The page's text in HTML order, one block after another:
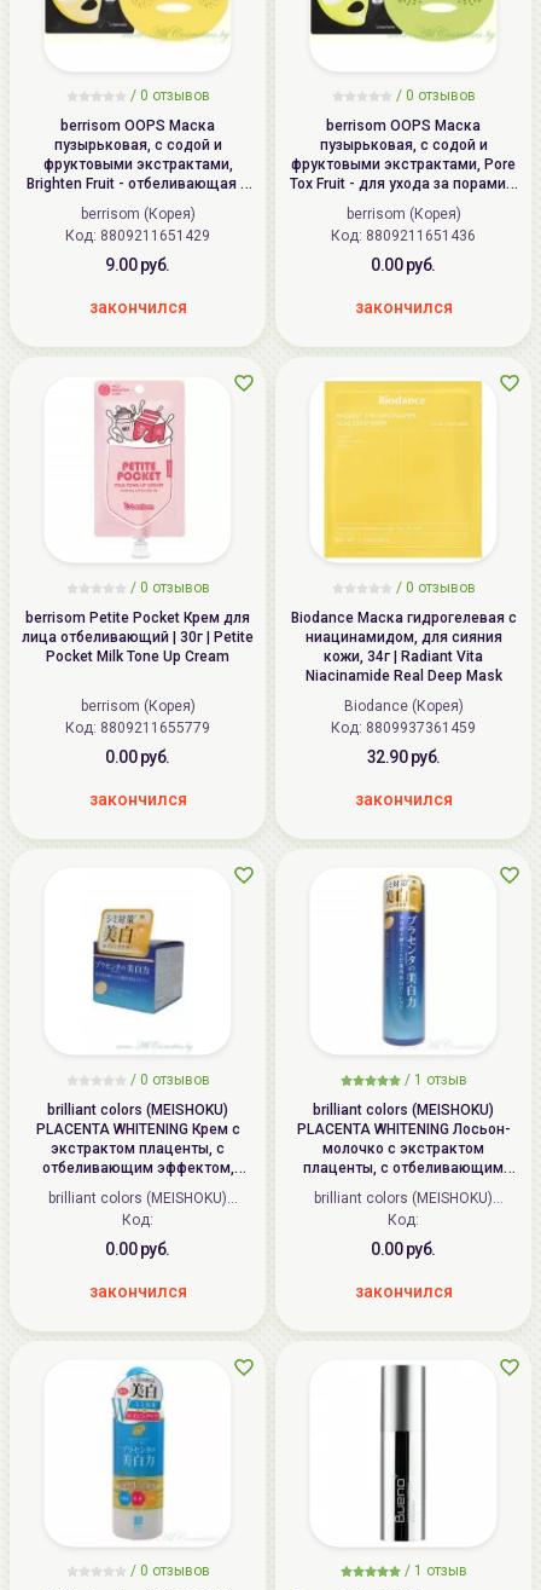
/ 0 отзывов
berrisom OOPS Маска
пузырьковая, с содой и
фруктовыми экстрактами,
Brighten Fruit - отбеливающая и
выравнивающая тон кожи |
18мл | OOPS Soda Bubble Mask,
Brighten Fruit
berrisom (Корея)
Код: 8809211651429
9.00 руб.
закончился
/ 0 отзывов
berrisom OOPS Маска
пузырьковая, с содой и
фруктовыми экстрактами, Pore
Tox Fruit - для ухода за порами и
повышения эластичности кожи |
18мл | OOPS Soda Bubble Mask,
Pore Tox Fruit
berrisom (Корея)
Код: 8809211651436
0.00 руб.
закончился
/ 0 отзывов
berrisom Petite Pocket Крем для
лица отбеливающий | 30г | Petite
Pocket Milk Tone Up Cream
berrisom (Корея)
Код: 8809211655779
0.00 руб.
закончился
/ 0 отзывов
Biodance Маска гидрогелевая с
ниацинамидом, для сияния
кожи, 34г | Radiant Vita
Niacinamide Real Deep Mask
Biodance (Корея)
Код: 8809937361459
32.90 руб.
закончился
/ 0 отзывов
brilliant colors (MEISHOKU)
PLACENTA WHITENING Крем с
экстрактом плаценты, с
отбеливающим эффектом,
Антивозрастной | 50г |
PLACENTA WHITENING Cream
brilliant colors (MEISHOKU)
(Япония)
Код:
0.00 руб.
закончился
/ 1 отзыв
brilliant colors (MEISHOKU)
PLACENTA WHITENING Лосьон-
молочко с экстрактом
плаценты, с отбеливающим
эффектом
(высококонцентрированный) |
180мл | PLACENTA WHITENING
Lotion
brilliant colors (MEISHOKU)
(Япония)
Код:
0.00 руб.
закончился
/ 0 отзывов
/ 1 отзыв